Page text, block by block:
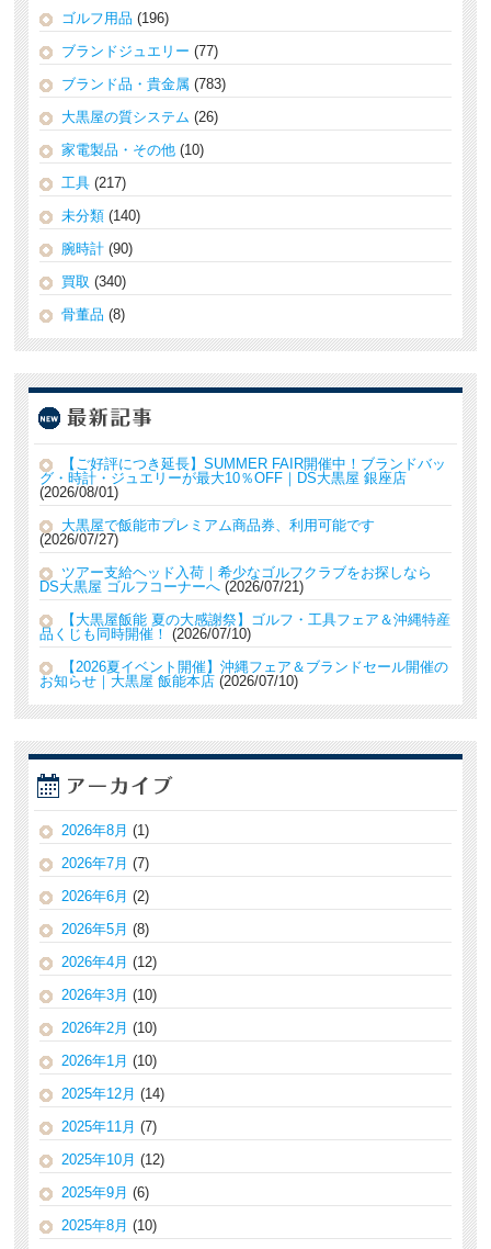
ゴルフ用品 (196)
ブランドジュエリー (77)
ブランド品・貴金属 (783)
大黒屋の質システム (26)
家電製品・その他 (10)
工具 (217)
未分類 (140)
腕時計 (90)
買取 (340)
骨董品 (8)
【ご好評につき延長】SUMMER FAIR開催中！ブランドバッ
グ・時計・ジュエリーが最大10％OFF｜DS大黒屋 銀座店
2026/08/01
大黒屋で飯能市プレミアム商品券、利用可能です
2026/07/27
ツアー支給ヘッド入荷｜希少なゴルフクラブをお探しなら
DS大黒屋 ゴルフコーナーへ 2026/07/21
【大黒屋飯能 夏の大感謝祭】ゴルフ・工具フェア＆沖縄特産
品くじも同時開催！
2026/07/10
【2026夏イベント開催】沖縄フェア＆ブランドセール開催の
お知らせ｜大黒屋 飯能本店 2026/07/10
2026年8月 (1)
2026年7月 (7)
2026年6月 (2)
2026年5月 (8)
2026年4月 (12)
2026年3月 (10)
2026年2月 (10)
2026年1月 (10)
2025年12月 (14)
2025年11月 (7)
2025年10月 (12)
2025年9月 (6)
2025年8月 (10)